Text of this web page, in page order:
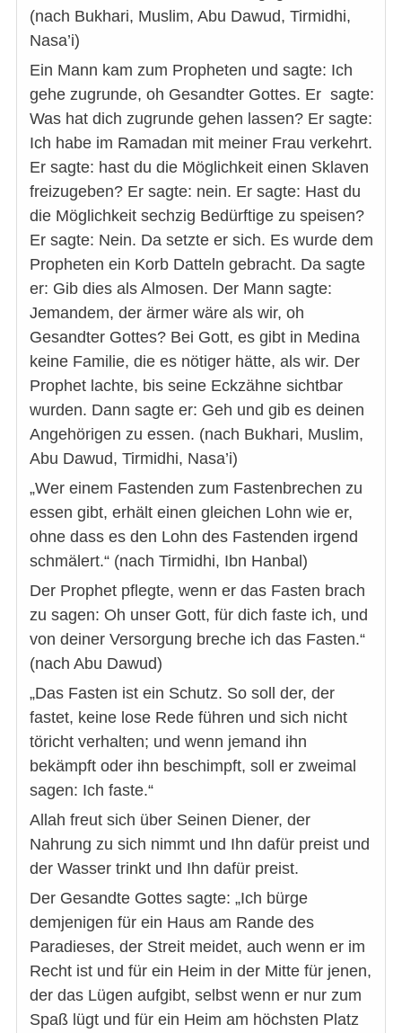
(nach Bukhari, Muslim, Abu Dawud, Tirmidhi,
Nasa’i)
Ein Mann kam zum Propheten und sagte: Ich
gehe zugrunde, oh Gesandter Gottes. Er sagte:
Was hat dich zugrunde gehen lassen? Er sagte:
Ich habe im Ramadan mit meiner Frau verkehrt.
Er sagte: hast du die Möglichkeit einen Sklaven
freizugeben? Er sagte: nein. Er sagte: Hast du
die Möglichkeit sechzig Bedürftige zu speisen?
Er sagte: Nein. Da setzte er sich. Es wurde dem
Propheten ein Korb Datteln gebracht. Da sagte
er: Gib dies als Almosen. Der Mann sagte:
Jemandem, der ärmer wäre als wir, oh
Gesandter Gottes? Bei Gott, es gibt in Medina
keine Familie, die es nötiger hätte, als wir. Der
Prophet lachte, bis seine Eckzähne sichtbar
wurden. Dann sagte er: Geh und gib es deinen
Angehörigen zu essen. (nach Bukhari, Muslim,
Abu Dawud, Tirmidhi, Nasa’i)
„Wer einem Fastenden zum Fastenbrechen zu
essen gibt, erhält einen gleichen Lohn wie er,
ohne dass es den Lohn des Fastenden irgend
schmälert.“ (nach Tirmidhi, Ibn Hanbal)
Der Prophet pflegte, wenn er das Fasten brach
zu sagen: Oh unser Gott, für dich faste ich, und
von deiner Versorgung breche ich das Fasten.“
(nach Abu Dawud)
„Das Fasten ist ein Schutz. So soll der, der
fastet, keine lose Rede führen und sich nicht
töricht verhalten; und wenn jemand ihn
bekämpft oder ihn beschimpft, soll er zweimal
sagen: Ich faste.“
Allah freut sich über Seinen Diener, der
Nahrung zu sich nimmt und Ihn dafür preist und
der Wasser trinkt und Ihn dafür preist.
Der Gesandte Gottes sagte: „Ich bürge
demjenigen für ein Haus am Rande des
Paradieses, der Streit meidet, auch wenn er im
Recht ist und für ein Heim in der Mitte für jenen,
der das Lügen aufgibt, selbst wenn er nur zum
Spaß lügt und für ein Heim am höchsten Platz